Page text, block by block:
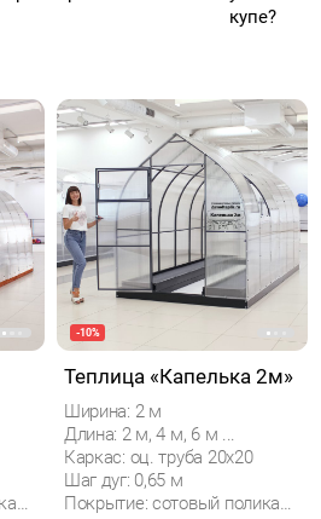
купе?
Покрытие: сотовый поликарбонат
-10%
Теплица «Капелька 2м»
Ширина: 2 м
Длина: 2 м, 4 м, 6 м ...
Каркас: оц. труба 20х20
Шаг дуг: 0,65 м
Покрытие: сотовый поликарбонат